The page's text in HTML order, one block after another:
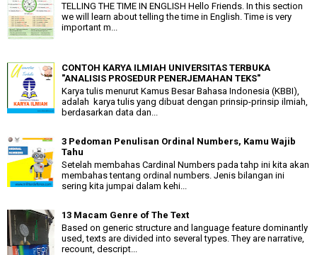
TELLING THE TIME IN ENGLISH Hello Friends. In this section
we will learn about telling the time in English. Time is very
important m...
CONTOH KARYA ILMIAH UNIVERSITAS TERBUKA
"ANALISIS PROSEDUR PENERJEMAHAN TEKS"
Karya tulis menurut Kamus Besar Bahasa Indonesia (KBBI),
adalah karya tulis yang dibuat dengan prinsip-prinsip ilmiah,
berdasarkan data dan...
3 Pedoman Penulisan Ordinal Numbers, Kamu Wajib
Tahu
Setelah membahas Cardinal Numbers pada tahp ini kita akan
membahas tentang ordinal numbers. Jenis bilangan ini
sering kita jumpai dalam kehi...
13 Macam Genre of The Text
Based on generic structure and language feature dominantly
used, texts are divided into several types. They are narrative,
recount, descript...